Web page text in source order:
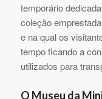
temporário
coleção
e na qual os
tempo ficando a
utilizados para
O Museu da